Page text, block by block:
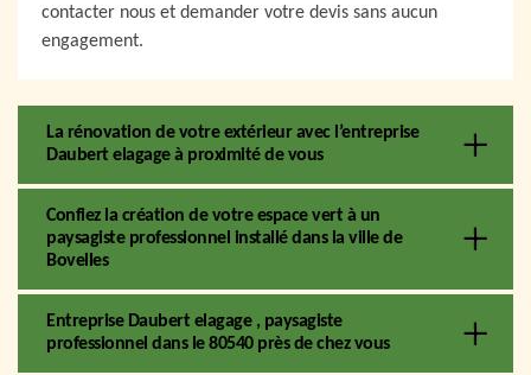
contacter nous et demander votre devis sans aucun
engagement.
La rénovation de votre extérieur avec l’entreprise
Daubert elagage à proximité de vous
Confiez la création de votre espace vert à un
paysagiste professionnel installé dans la ville de
Bovelles
Entreprise Daubert elagage , paysagiste
professionnel dans le 80540 près de chez vous